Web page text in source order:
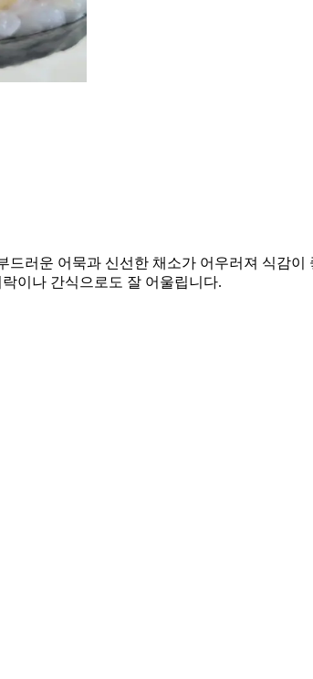
러운 어묵과 신선한 채소가 어우러져 식감
이나 간식으로도 잘 어울립니다.